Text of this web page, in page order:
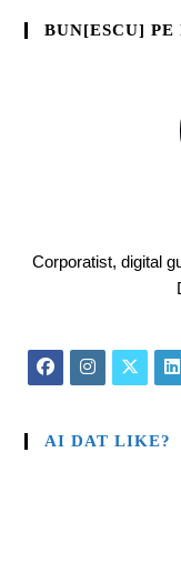
BUN[ESCU] PE
Corporatist, digital
AI DAT LIKE?